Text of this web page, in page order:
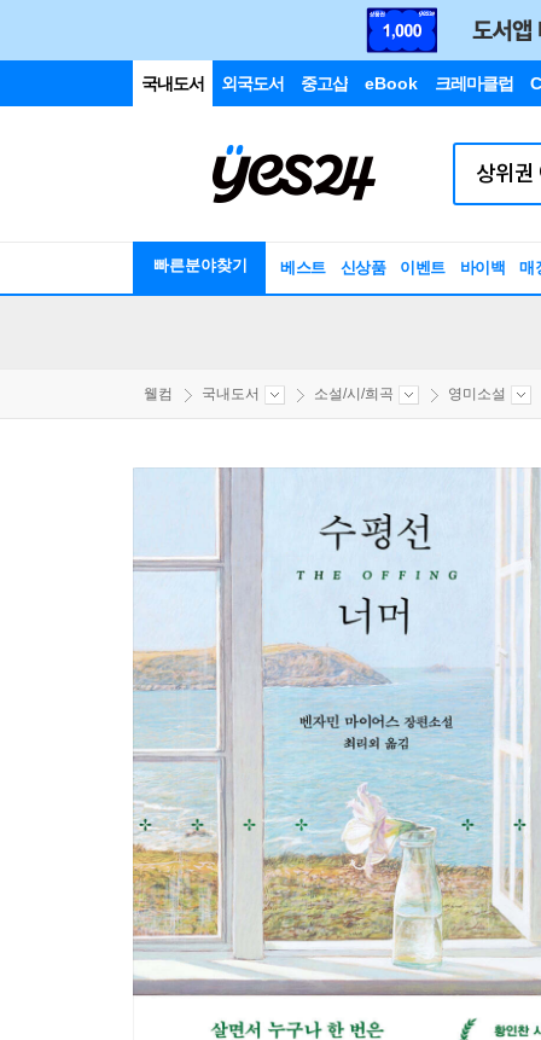
국내도서 외국도서 중고샵 eBook 크레마클럽
빠른분야찾기 베스트 신상품 이벤트 바이백 매
웰컴 국내도서 소설/시/희곡 영미소설